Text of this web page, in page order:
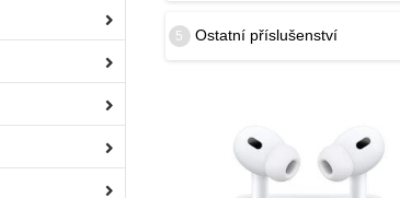
5 Ostatní příslušenství